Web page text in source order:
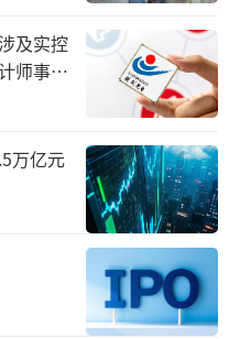
书（截图）
及实控
师事务
万亿元